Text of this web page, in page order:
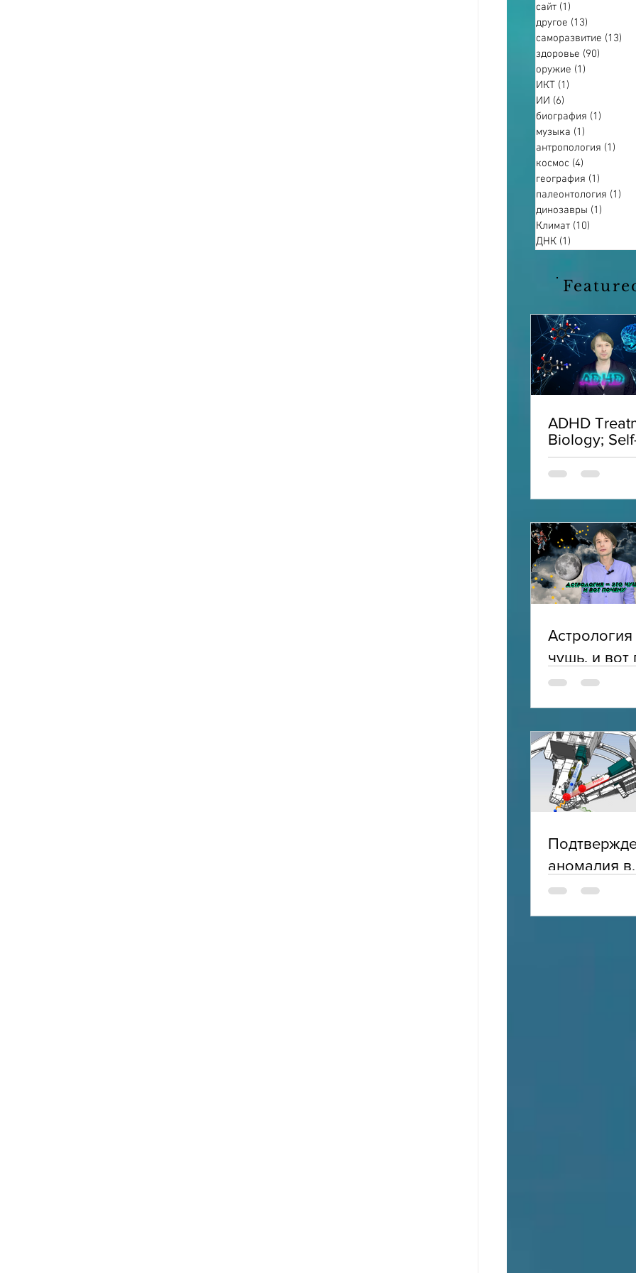
сайт (1)
другое (13)
саморазвитие (13)
здоровье (90)
оружие (1)
ИКТ (1)
ИИ (6)
биография (1)
музыка (1)
антропология (1)
космос (4)
география (1)
палеонтология (1)
динозавры (1)
Климат (10)
ДНК (1)
ADHD
Biology;
Acceptance;
Interviews;
чушь, и вот
аномалия в